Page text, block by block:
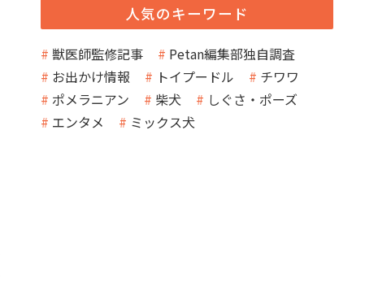
人気のキーワード
獣医師監修記事
Petan編集部独自調査
お出かけ情報
トイプードル
チワワ
ポメラニアン
柴犬
しぐさ・ポーズ
エンタメ
ミックス犬